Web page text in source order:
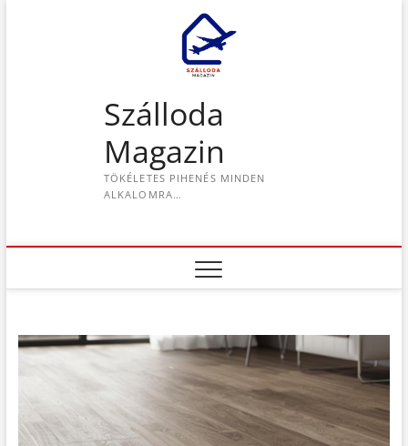
t
Szálloda
Magazin
TÖKÉLETES PIHENÉS MINDEN
ALKALOMRA…